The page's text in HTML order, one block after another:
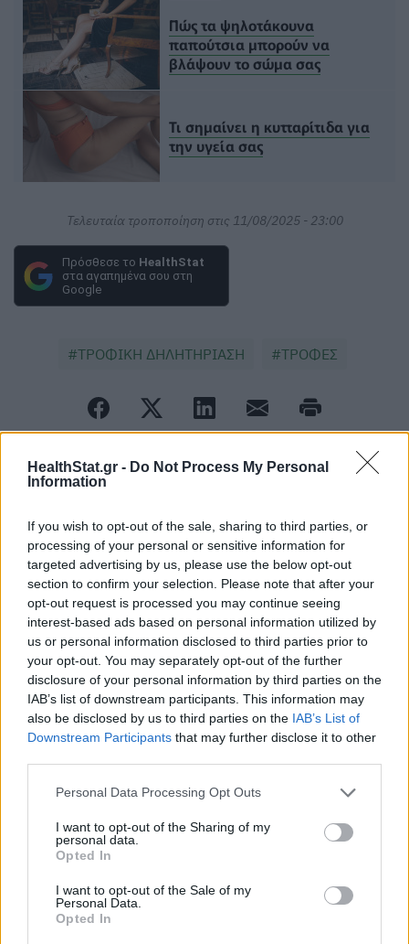
HealthStat.gr - Do Not Process My Personal
Information
If you wish to opt-out of the sale, sharing to third parties, or
processing of your personal or sensitive information for
targeted advertising by us, please use the below opt-out
section to confirm your selection. Please note that after your
opt-out request is processed you may continue seeing
interest-based ads based on personal information utilized by
us or personal information disclosed to third parties prior to
your opt-out. You may separately opt-out of the further
disclosure of your personal information by third parties on the
IAB’s list of downstream participants. This information may
also be disclosed by us to third parties on the IAB’s List of
Downstream Participants that may further disclose it to other
Personal Data Processing Opt Outs
I want to opt-out of the Sharing of my
personal data.
Opted In
I want to opt-out of the Sale of my
Personal Data.
Opted In
Πώς τα ψηλοτάκουνα
παπούτσια μπορούν να
βλάψουν το σώμα σας
Τι σημαίνει η κυτταρίτιδα για
την υγεία σας
Τελευταία τροποποίηση στις 11/08/2025 - 23:00
Πρόσθεσε το HealthStat
στα αγαπημένα σου στη
Google
ΤΡΟΦΙΚΗ ΔΗΛΗΤΗΡΙΑΣΗ ΤΡΟΦΕΣ
ΠΕΡΙΣΣΟΤΕΡΑ ΣΤΗΝ ΙΔΙΑ ΚΑΤΗΓΟΡΙΑ
Έλαιο δαμάσκηνου: Το φυσικό
αντιφλεγμονώδες για αντιγήρανση
και λαμπερό δέρμα
11 Αυγούστου 2025
Καρδιά: Τα 6 σημάδια που μπορεί
να φανερώνουν πως δεν λειτουργεί
σωστά
ΣΧΕΤΙΚΑ ΑΡΘΡΑ